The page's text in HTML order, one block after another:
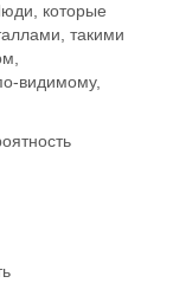
которые
такими
видимому,